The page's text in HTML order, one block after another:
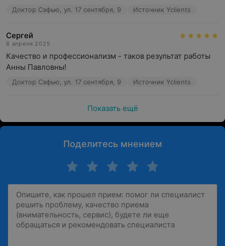
Доктор Сэфью, ул. 17 сентября, 9 Источник Yclients
Сергей
8 апреля 2025
Качество и профессионализм - таков результат работы
Анны Павловны!
Доктор Сэфью, ул. 17 сентября, 9 Источник Yclients
Показать ещё
Поделитесь мнением